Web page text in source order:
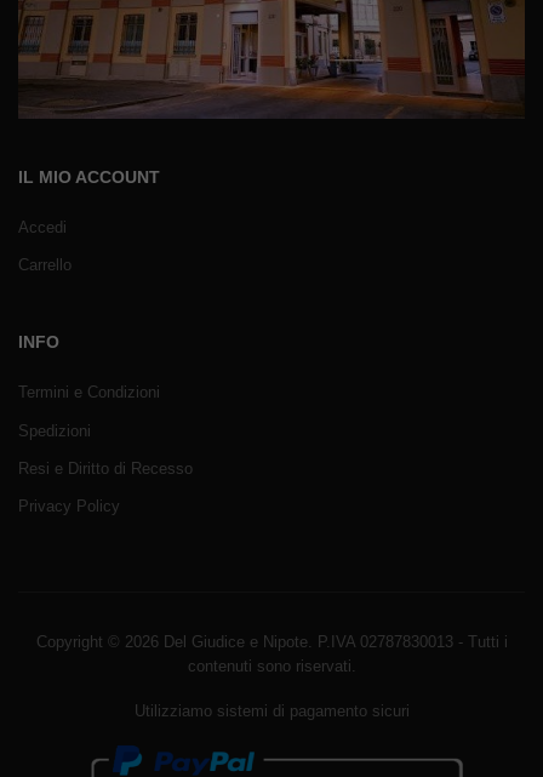
IL MIO ACCOUNT
Accedi
Carrello
INFO
Termini e Condizioni
Spedizioni
Resi e Diritto di Recesso
Privacy Policy
Copyright © 2026 Del Giudice e Nipote. P.IVA 02787830013 - Tutti i
contenuti sono riservati.
Utilizziamo sistemi di pagamento sicuri